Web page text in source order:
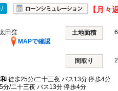
【月々
田窪
MAPで確認
土地面積
間取り
徒歩25分/二十三夜 バス13分 停歩4分
分/二十三夜 バス13分 停歩4分